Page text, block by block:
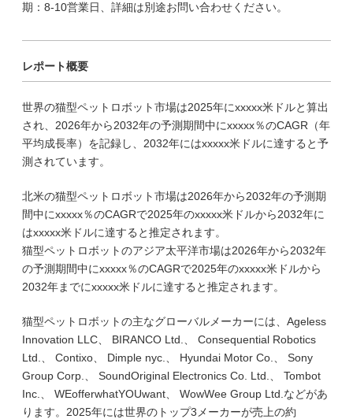
期：8-10営業日、詳細は別途お問い合わせください。
レポート概要
世界の猫型ペットロボット市場は2025年にxxxxx米ドルと算出
され、2026年から2032年の予測期間中にxxxxx％のCAGR（年
平均成長率）を記録し、2032年にはxxxxx米ドルに達すると予
測されています。
北米の猫型ペットロボット市場は2026年から2032年の予測期
間中にxxxxx％のCAGRで2025年のxxxxx米ドルから2032年に
はxxxxx米ドルに達すると推定されます。
猫型ペットロボットのアジア太平洋市場は2026年から2032年
の予測期間中にxxxxx％のCAGRで2025年のxxxxx米ドルから
2032年までにxxxxx米ドルに達すると推定されます。
猫型ペットロボットの主なグローバルメーカーには、Ageless
Innovation LLC、 BIRANCO Ltd.、 Consequential Robotics
Ltd.、 Contixo、 Dimple nyc.、 Hyundai Motor Co.、 Sony
Group Corp.、 SoundOriginal Electronics Co. Ltd.、 Tombot
Inc.、 WEofferwhatYOUwant、 WowWee Group Ltd.などがあ
ります。2025年には世界のトップ3メーカーが売上の約